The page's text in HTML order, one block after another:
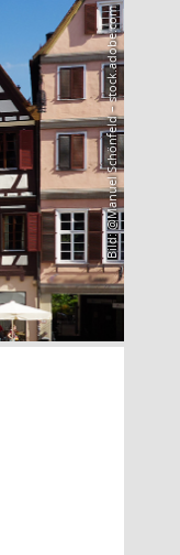
Bild: @Manuel Schönfeld – stock.adobe.com